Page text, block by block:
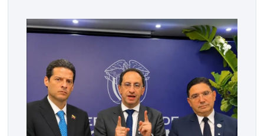
كاشفا خيوط حملة تحريضية ممنهجة شنتها الحسابات
والمنصات التابعة للمخابرات العسكرية الجزائرية لاستدراج
الشباب والقاصرين عبر مواقع التواصل الاجتماعي، وذلك […]